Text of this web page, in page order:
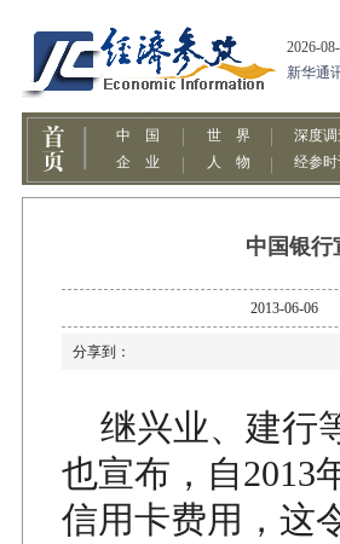
中国银行
2013-06-
分享到：
继兴业、建行
也宣布，自2013
信用卡费用，这